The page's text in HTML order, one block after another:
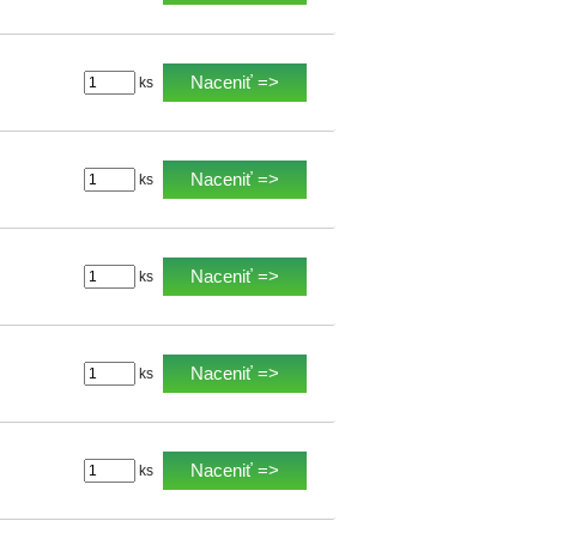
ks Naceniť =>
ks Naceniť =>
ks Naceniť =>
ks Naceniť =>
ks Naceniť =>